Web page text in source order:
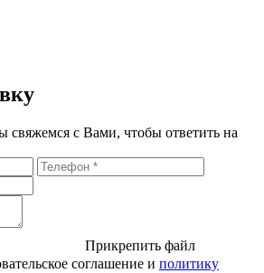
свяжемся с Вами, чтобы ответить на
Прикрепить файл
соглашение и политику